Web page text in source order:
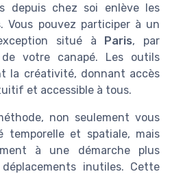
depuis chez soi enlève les
Vous pouvez participer à un
situé à Paris, par
votre canapé. Les outils
la créativité, donnant accès
et accessible à tous.
non seulement vous
temporelle et spatiale, mais
à une démarche plus
inutiles. Cette